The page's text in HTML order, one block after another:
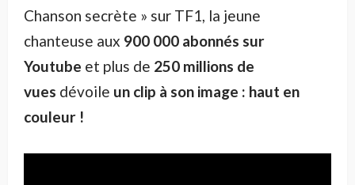
Chanson secrète » sur TF1, la jeune
chanteuse aux 900 000 abonnés sur
Youtube et plus de 250 millions de
vues dévoile un clip à son image : haut en
couleur !